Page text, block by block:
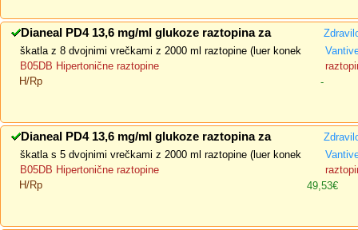
Dianeal PD4 13,6 mg/ml glukoze raztopina za
škatla z 8 dvojnimi vrečkami z 2000 ml raztopine (luer konek
B05DB Hipertonične raztopine
H/Rp
-
Dianeal PD4 13,6 mg/ml glukoze raztopina za
škatla s 5 dvojnimi vrečkami z 2000 ml raztopine (luer konek
B05DB Hipertonične raztopine
H/Rp
49,53€